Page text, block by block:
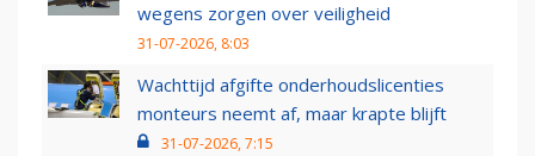
wegens zorgen over veiligheid
31-07-2026, 8:03
Wachttijd afgifte onderhoudslicenties
monteurs neemt af, maar krapte blijft
31-07-2026, 7:15